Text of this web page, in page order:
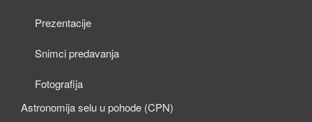
Prezentacije
Snimci predavanja
Fotografija
Astronomija selu u pohode (CPN)